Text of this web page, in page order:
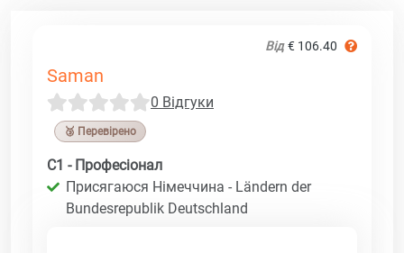
Від € 106.40
Saman
0 Відгуки
🥉 Перевірено
C1 - Професіонал
Присягаюся Німеччина - Ländern der
Bundesrepublik Deutschland